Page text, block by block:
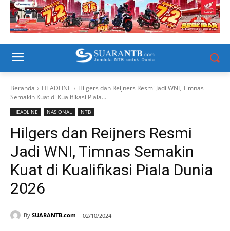
Beranda HEADLINE
Hilgers dan Reijners Resmi Jadi WNI, Timnas
Semakin Kuat di Kualifikasi Piala...
HEADLINE NASIONAL NTB
Hilgers dan Reijners Resmi
Jadi WNI, Timnas Semakin
Kuat di Kualifikasi Piala Dunia
2026
By SUARANTB.com 02/10/2024